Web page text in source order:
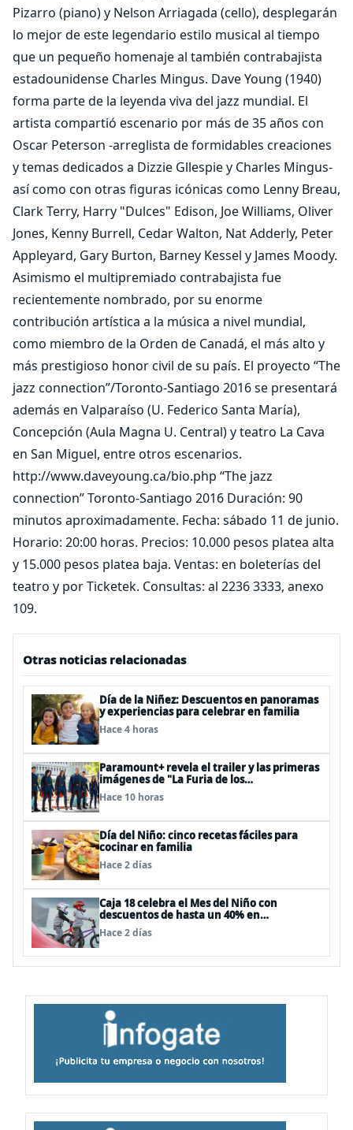
Pizarro (piano) y Nelson Arriagada (cello), desplegarán
lo mejor de este legendario estilo musical al tiempo
que un pequeño homenaje al también contrabajista
estadounidense Charles Mingus. Dave Young (1940)
forma parte de la leyenda viva del jazz mundial. El
artista compartió escenario por más de 35 años con
Oscar Peterson -arreglista de formidables creaciones
y temas dedicados a Dizzie Gllespie y Charles Mingus-
así como con otras figuras icónicas como Lenny Breau,
Clark Terry, Harry "Dulces" Edison, Joe Williams, Oliver
Jones, Kenny Burrell, Cedar Walton, Nat Adderly, Peter
Appleyard, Gary Burton, Barney Kessel y James Moody.
Asimismo el multipremiado contrabajista fue
recientemente nombrado, por su enorme
contribución artística a la música a nivel mundial,
como miembro de la Orden de Canadá, el más alto y
más prestigioso honor civil de su país. El proyecto “The
jazz connection”/Toronto-Santiago 2016 se presentará
además en Valparaíso (U. Federico Santa María),
Concepción (Aula Magna U. Central) y teatro La Cava
en San Miguel, entre otros escenarios.
http://www.daveyoung.ca/bio.php “The jazz
connection” Toronto-Santiago 2016 Duración: 90
minutos aproximadamente. Fecha: sábado 11 de junio.
Horario: 20:00 horas. Precios: 10.000 pesos platea alta
y 15.000 pesos platea baja. Ventas: en boleterías del
teatro y por Ticketek. Consultas: al 2236 3333, anexo
109.
Otras noticias relacionadas
Día de la Niñez: Descuentos en panoramas
y experiencias para celebrar en familia
Hace 4 horas
Paramount+ revela el trailer y las primeras
imágenes de "La Furia de los
Thundermans"
Hace 10 horas
Día del Niño: cinco recetas fáciles para
cocinar en familia
Hace 2 días
Caja 18 celebra el Mes del Niño con
descuentos de hasta un 40% en
panoramas, cine, shows y streaming
Hace 2 días